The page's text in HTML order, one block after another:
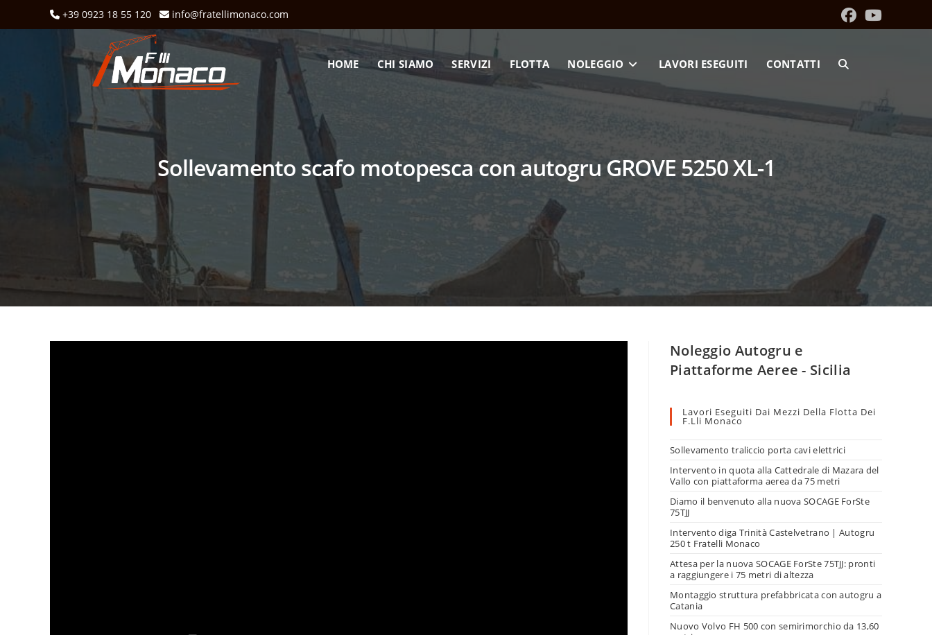
+39 0923 18 55 120 info@fratellimonaco.com
HOME CHI SIAMO SERVIZI FLOTTA NOLEGGIO LAVORI ESEGUITI CONTATTI
Sollevamento scafo motopesca con autogru GROVE 5250 XL-1
Noleggio Autogru e
Piattaforme Aeree - Sicilia
Lavori Eseguiti Dai Mezzi Della Flotta Dei
F.lli Monaco
Sollevamento traliccio porta cavi elettrici
Intervento in quota alla Cattedrale di Mazara del
Vallo con piattaforma aerea da 75 metri
Diamo il benvenuto alla nuova SOCAGE ForSte
75TJJ
Intervento diga Trinità Castelvetrano | Autogru
250 t Fratelli Monaco
Attesa per la nuova SOCAGE ForSte 75TJJ: pronti
a raggiungere i 75 metri di altezza
Montaggio struttura prefabbricata con autogru a
Catania
Nuovo Volvo FH 500 con semirimorchio da 13,60